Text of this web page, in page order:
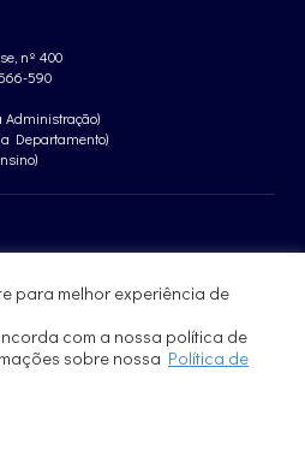
nº 400
590
Administração)
120
CFBio)
poloTErRA)
para melhor experiência de
com a nossa política de
sobre nossa Política de